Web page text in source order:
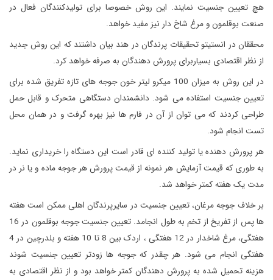
هچ تعیین جنسیت نمایند. این روش خصوصا برای تولیدکنندگان فعال در
صنعت بوقلمون و مرغ شاخ دار نیز مفید خواهد.
محققان در انستیتو تحقیقات پرندگان در هند بیان داشتند که این روش جدید
از نظر اقتصادی بسیاربرای پرورش دهندگان به صرفه خواهد کرد.
در این روش به میزان 100 میکرو لیتر خون جوجه های تازه تفریق شده برای
تعیین جنسیت استفاده می شود. دانشمندان دستگاهی متحرک و قابل حمل
طراحی کردند که می توان از آن در فارم ها نیز بهره گرفت و در همان محل
تست انجام شود.
هر پرورش دهنده یا تولید کننده ای قادر است این دستگاه را خریداری نماید.
به طوری که قیمت آزمایش هر نمونه از قیمت پرورش هر جوجه ماده و یا نر در
مدت یک هفته کمتر خواهد شد.
بر خلاف جوجه مرغان، تعیین جنسیت در سایرپرندگان اهلی ممکن است هفته
ها پس از تفریخ از تخم به طول انجامد. تعیین جنسیت جوجه بوقلمون در 16
هفتگی، مرغ شاخدار در 12 هفتگی ، اردک بین 8 تا 10 هفته و بلدرچین در 4
هفتگی انجام می شود. هر چقدر که جوجه ها زودتر تعیین جنسیت شوند
هزینه تحمیل شده به پرورش دهندگان کمتر خواهد بود و از نظر اقتصادی به